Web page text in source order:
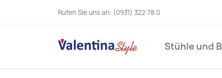
Rufen Sie uns an: (0931) 322 78 0
Stühle und